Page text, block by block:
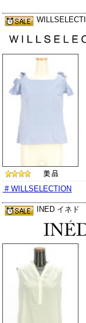
# WILLSELECTION
INED イネド